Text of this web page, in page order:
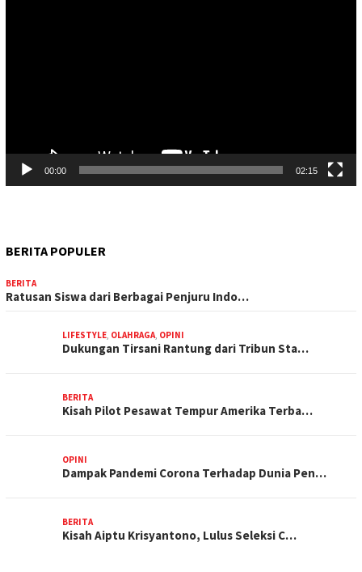
00:00 02:15
BERITA POPULER
BERITA
Ratusan Siswa dari Berbagai Penjuru Indo…
LIFESTYLE, OLAHRAGA, OPINI
Dukungan Tirsani Rantung dari Tribun Sta…
BERITA
Kisah Pilot Pesawat Tempur Amerika Terba…
OPINI
Dampak Pandemi Corona Terhadap Dunia Pen…
BERITA
Kisah Aiptu Krisyantono, Lulus Seleksi C…